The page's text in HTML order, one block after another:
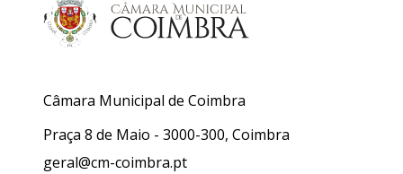
Câmara Municipal de Coimbra
Praça 8 de Maio - 3000-300, Coimbra
geral@cm-coimbra.pt